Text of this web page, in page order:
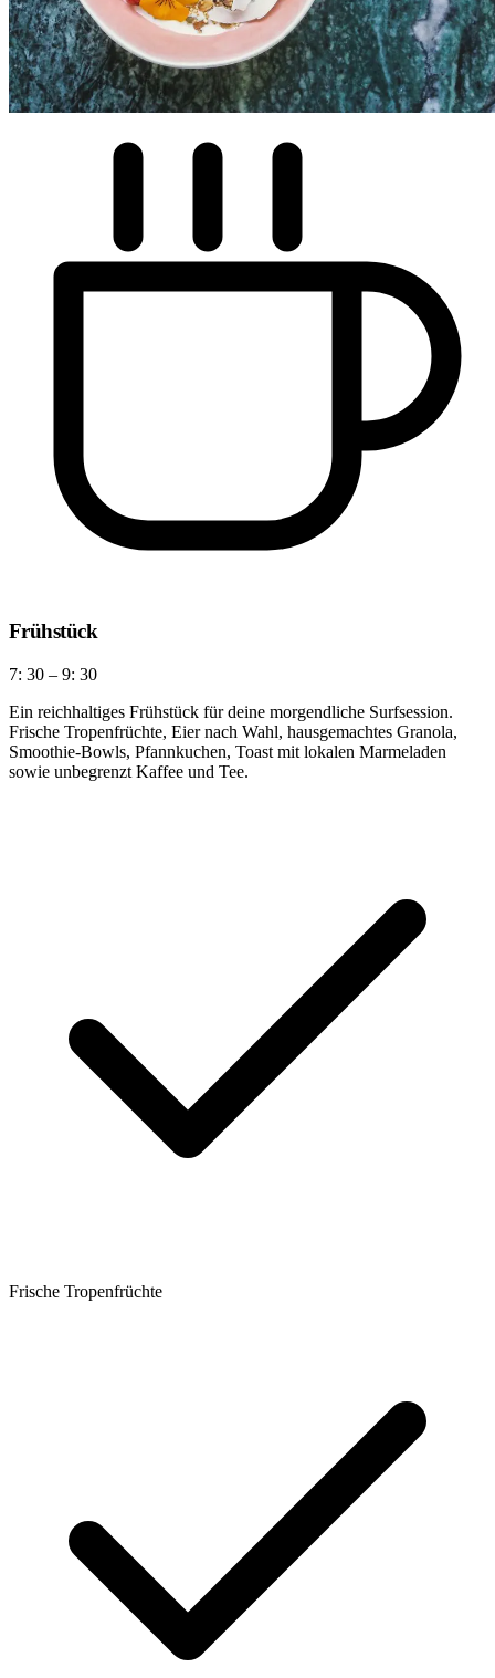
Frühstück
7: 30 – 9: 30
Ein reichhaltiges Frühstück für deine morgendliche Surfsession.
Frische Tropenfrüchte, Eier nach Wahl, hausgemachtes Granola,
Smoothie-Bowls, Pfannkuchen, Toast mit lokalen Marmeladen
sowie unbegrenzt Kaffee und Tee.
Frische Tropenfrüchte